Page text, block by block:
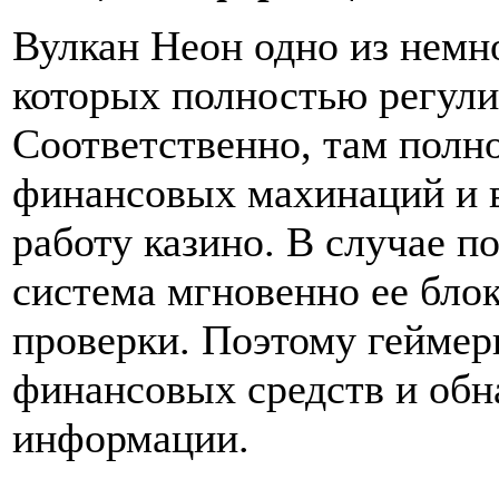
Вулкан Неон одно из
которых полностью
Соответственно, там
финансовых махинаций и
работу казино. В случае
система мгновенно ее
проверки. Поэтому
финансовых средств и
информации.